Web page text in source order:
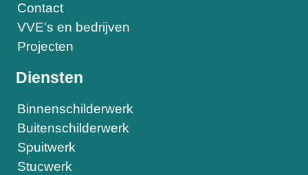
Contact
VVE's en bedrijven
Projecten
Diensten
Binnenschilderwerk
Buitenschilderwerk
Spuitwerk
Stucwerk